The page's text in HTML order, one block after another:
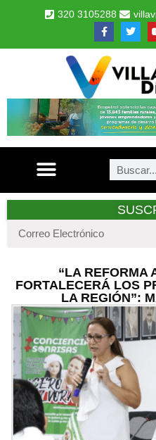
320 3105288
“LA REFORMA
FORTALECERÁ LOS
LA REGIÓN”: